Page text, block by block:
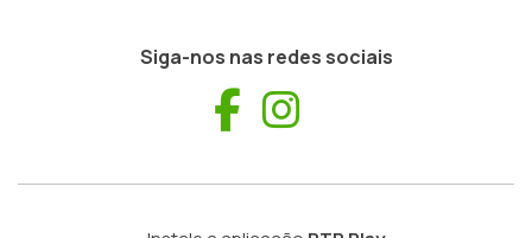
Siga-nos nas redes sociais
Facebook